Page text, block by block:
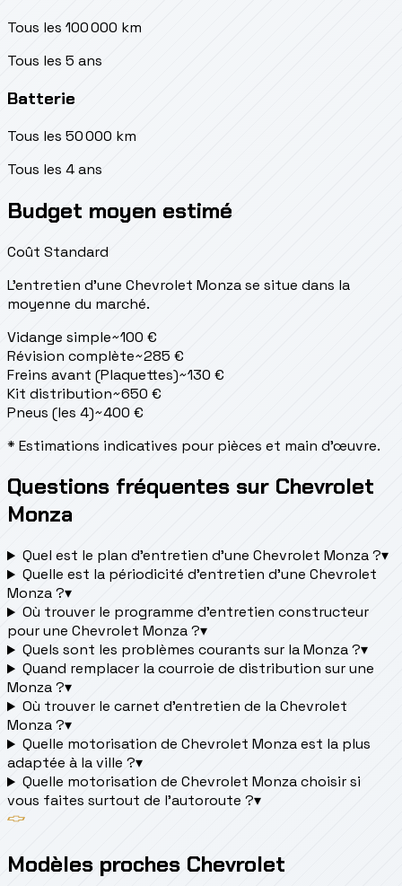
Tous les 100 000 km
Tous les 5 ans
Batterie
Tous les 50 000 km
Tous les 4 ans
Budget moyen estimé
Coût Standard
L'entretien d'une Chevrolet Monza se situe dans la
moyenne du marché.
Vidange simple~100 €
Révision complète~285 €
Freins avant (Plaquettes)~130 €
Kit distribution~650 €
Pneus (les 4)~400 €
* Estimations indicatives pour pièces et main d'œuvre.
Questions fréquentes sur Chevrolet
Monza
Quel est le plan d’entretien d’une Chevrolet Monza ?▾
Quelle est la périodicité d’entretien d’une Chevrolet
Monza ?▾
Où trouver le programme d’entretien constructeur
pour une Chevrolet Monza ?▾
Quels sont les problèmes courants sur la Monza ?▾
Quand remplacer la courroie de distribution sur une
Monza ?▾
Où trouver le carnet d'entretien de la Chevrolet
Monza ?▾
Quelle motorisation de Chevrolet Monza est la plus
adaptée à la ville ?▾
Quelle motorisation de Chevrolet Monza choisir si
vous faites surtout de l'autoroute ?▾
Modèles proches Chevrolet